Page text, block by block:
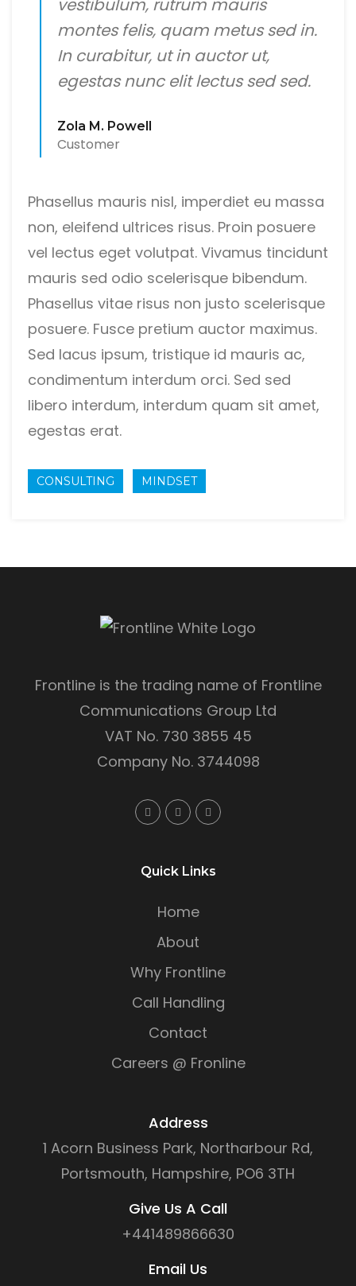
vestibulum, rutrum mauris
montes felis, quam metus sed in.
In curabitur, ut in auctor ut,
egestas nunc elit lectus sed sed.
Zola M. Powell
Customer
Phasellus mauris nisl, imperdiet eu massa
non, eleifend ultrices risus. Proin posuere
vel lectus eget volutpat. Vivamus tincidunt
mauris sed odio scelerisque bibendum.
Phasellus vitae risus non justo scelerisque
posuere. Fusce pretium auctor maximus.
Sed lacus ipsum, tristique id mauris ac,
condimentum interdum orci. Sed sed
libero interdum, interdum quam sit amet,
egestas erat.
CONSULTING MINDSET
Frontline is the trading name of Frontline
Communications Group Ltd
VAT No. 730 3855 45
Company No. 3744098
Quick Links
Home
About
Why Frontline
Call Handling
Contact
Careers @ Fronline
Address
1 Acorn Business Park, Northarbour Rd,
Portsmouth, Hampshire, PO6 3TH
Give Us A Call
+441489866630
Email Us